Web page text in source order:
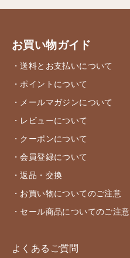
お買い物ガイド
・送料とお支払いについて
・ポイントについて
・メールマガジンについて
・レビューについて
・クーポンについて
・会員登録について
・返品・交換
・お買い物についてのご注意
・セール商品についてのご注意
よくあるご質問